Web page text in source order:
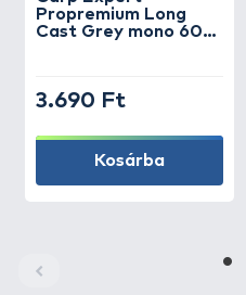
alacsony
PRO felhasználásra
Propremium Long
Cast Grey mono 600
3.690 Ft
Kosárba